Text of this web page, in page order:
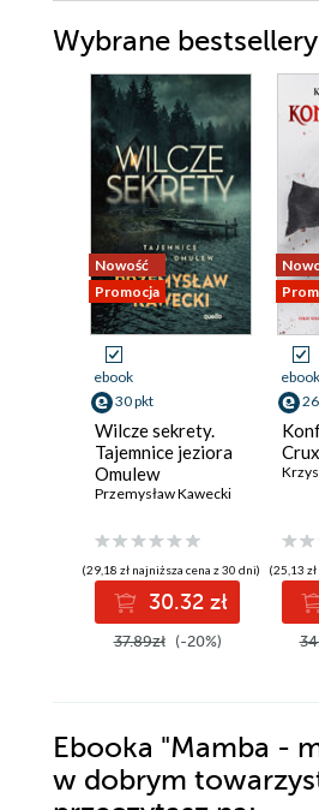
Wybrane bestsellery
Nowość
Promocja
ebook
30 pkt
Wilcze sekrety.
Tajemnice jeziora
Omulew
Przemysław Kawecki
(29,18 zł najniższa cena z 30 dni)
30.32 zł
37.89zł (-20%)
ebook
(25,13
Ebooka "Mamba -
w dobrym